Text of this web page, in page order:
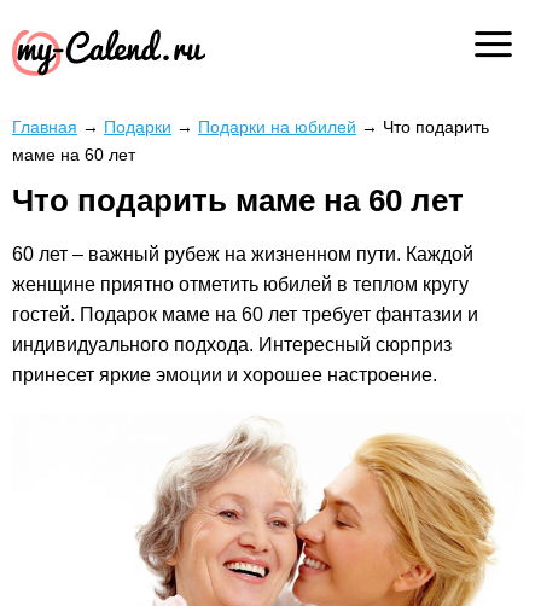
Главная → Подарки → Подарки на юбилей → Что подарить
маме на 60 лет
Что подарить маме на 60 лет
60 лет – важный рубеж на жизненном пути. Каждой
женщине приятно отметить юбилей в теплом кругу
гостей. Подарок маме на 60 лет требует фантазии и
индивидуального подхода. Интересный сюрприз
принесет яркие эмоции и хорошее настроение.